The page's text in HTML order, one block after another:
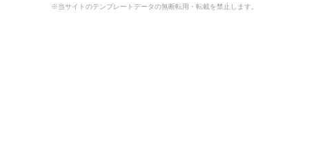
※当サイトのテンプレートデータの無断転用・転載を禁止します。